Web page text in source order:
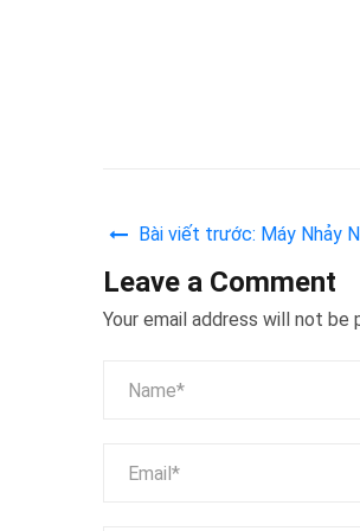
Bài viết trước: Máy Nhảy
Leave a Comment
Your email address will not be